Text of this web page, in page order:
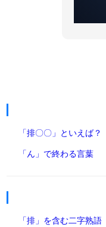
「排〇〇」といえば？
「ん」で終わる言葉
「排」を含む二字熟語